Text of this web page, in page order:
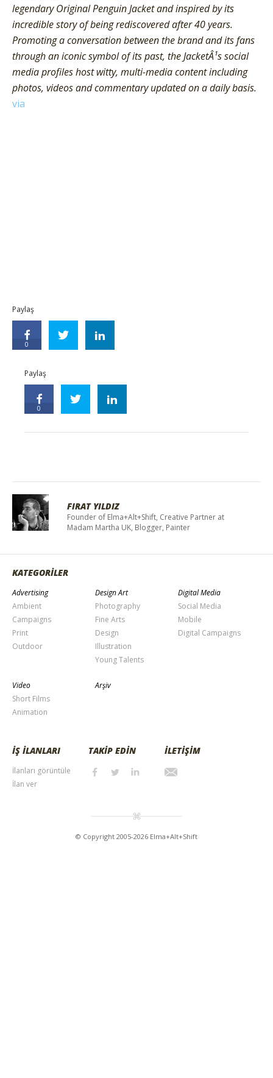
legendary Original Penguin Jacket and inspired by its
incredible story of being rediscovered after 40 years.
Promoting a conversation between the brand and its fans
through an iconic symbol of its past, the JacketÂ¹s social
media profiles host witty, multi-media content including
photos, videos and commentary updated on a daily basis.
via
Paylaş
0
Paylaş
0
FIRAT YILDIZ
Founder of Elma+Alt+Shift, Creative Partner at
Madam Martha UK, Blogger, Painter
KATEGORİLER
Advertising
Ambient
Campaigns
Print
Outdoor
Design Art
Photography
Fine Arts
Design
Illustration
Young Talents
Digital Media
Social Media
Mobile
Digital Campaigns
Video
Short Films
Animation
Arşiv
İŞ İLANLARI
İlanları görüntüle
İlan ver
TAKİP EDİN İLETİŞİM
© Copyright 2005-2026 Elma+Alt+Shift